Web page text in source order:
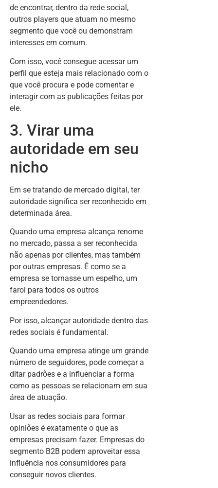
de encontrar, dentro da rede social,
outros players que atuam no mesmo
segmento que você ou demonstram
interesses em comum.
Com isso, você consegue acessar um
perfil que esteja mais relacionado com o
que você procura e pode comentar e
interagir com as publicações feitas por
ele.
3. Virar uma
autoridade em seu
nicho
Em se tratando de mercado digital, ter
autoridade significa ser reconhecido em
determinada área.
Quando uma empresa alcança renome
no mercado, passa a ser reconhecida
não apenas por clientes, mas também
por outras empresas. É como se a
empresa se tornasse um espelho, um
farol para todos os outros
empreendedores.
Por isso, alcançar autoridade dentro das
redes sociais é fundamental.
Quando uma empresa atinge um grande
número de seguidores, pode começar a
ditar padrões e a influenciar a forma
como as pessoas se relacionam em sua
área de atuação.
Usar as redes sociais para formar
opiniões é exatamente o que as
empresas precisam fazer. Empresas do
segmento B2B podem aproveitar essa
influência nos consumidores para
conseguir novos clientes.